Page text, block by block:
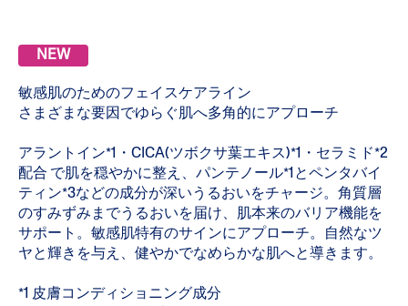
NEW
敏感肌のためのフェイスケアライン
さまざまな要因でゆらぐ肌へ多角的にアプローチ
アラントイン*1・CICA(ツボクサ葉エキス)*1・セラミド*2
配合 で肌を穏やかに整え、パンテノール*1とペンタバイ
ティン*3などの成分が深いうるおいをチャージ。角質層
のすみずみまでうるおいを届け、肌本来のバリア機能を
サポート。敏感肌特有のサインにアプローチ。自然なツ
ヤと輝きを与え、健やかでなめらかな肌へと導きます。
*1 皮膚コンディショニング成分